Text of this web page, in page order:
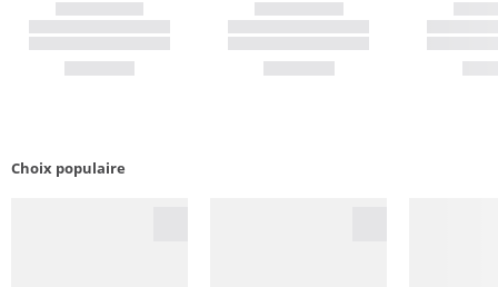
Choix populaire